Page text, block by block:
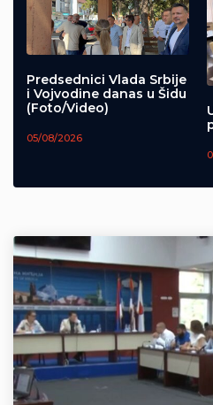
Predsednici Vlada Srbije
i Vojvodine danas u Šidu
(Foto/Video)
05/08/2026